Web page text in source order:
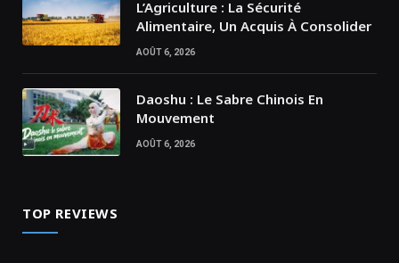
L’Agriculture : La Sécurité
Alimentaire, Un Acquis À Consolider
AOÛT 6, 2026
Daoshu : Le Sabre Chinois En
Mouvement
AOÛT 6, 2026
TOP REVIEWS